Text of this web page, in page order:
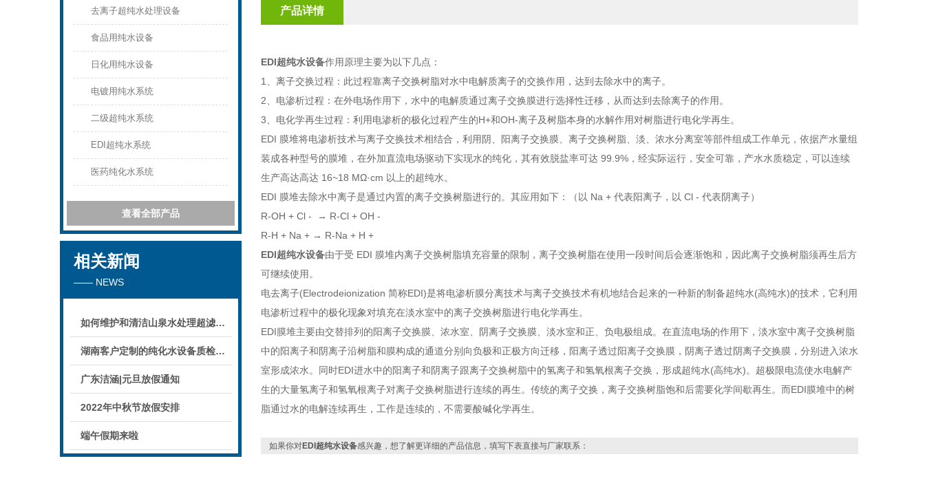
产品详情
EDI超纯水设备作用原理主要为以下几点：
1、离子交换过程：此过程靠离子交换树脂对水中电解质离子的交换作用，达到去除水中的离子。
2、电渗析过程：在外电场作用下，水中的电解质通过离子交换膜进行选择性迁移，从而达到去除离子的作用。
3、电化学再生过程：利用电渗析的极化过程产生的H+和OH-离子及树脂本身的水解作用对树脂进行电化学再生。
EDI 膜堆将电渗析技术与离子交换技术相结合，利用阴、阳离子交换膜、离子交换树脂、淡、浓水分离室等部件组成工作单元，依据产水量组
装成各种型号的膜堆，在外加直流电场驱动下实现水的纯化，其有效脱盐率可达 99.9%，经实际运行，安全可靠，产水水质稳定，可以连续
生产高达高达 16~18 MΩ·cm 以上的超纯水。
EDI 膜堆去除水中离子是通过内置的离子交换树脂进行的。其应用如下：（以 Na + 代表阳离子，以 Cl - 代表阴离子）
R-OH + Cl - → R-Cl + OH -
R-H + Na + → R-Na + H +
EDI超纯水设备由于受 EDI 膜堆内离子交换树脂填充容量的限制，离子交换树脂在使用一段时间后会逐渐饱和，因此离子交换树脂须再生后方
可继续使用。
电去离子(Electrodeionization 简称EDI)是将电渗析膜分离技术与离子交换技术有机地结合起来的一种新的制备超纯水(高纯水)的技术，它利用
电渗析过程中的极化现象对填充在淡水室中的离子交换树脂进行电化学再生。
EDI膜堆主要由交替排列的阳离子交换膜、浓水室、阴离子交换膜、淡水室和正、负电极组成。在直流电场的作用下，淡水室中离子交换树脂
中的阳离子和阴离子沿树脂和膜构成的通道分别向负极和正极方向迁移，阳离子透过阳离子交换膜，阴离子透过阴离子交换膜，分别进入浓水
室形成浓水。同时EDI进水中的阳离子和阴离子跟离子交换树脂中的氢离子和氢氧根离子交换，形成超纯水(高纯水)。超极限电流使水电解产
生的大量氢离子和氢氧根离子对离子交换树脂进行连续的再生。传统的离子交换，离子交换树脂饱和后需要化学间歇再生。而EDI膜堆中的树
脂通过水的电解连续再生，工作是连续的，不需要酸碱化学再生。
如果你对EDI超纯水设备感兴趣，想了解更详细的产品信息，填写下表直接与厂家联系：
去离子超纯水处理设备
食品用纯水设备
日化用纯水设备
电镀用纯水系统
二级超纯水系统
EDI超纯水系统
医药纯化水系统
查看全部产品
相关新闻
—— NEWS
如何维护和清洁山泉水处理超滤系统
湖南客户定制的纯化水设备质检后准备发货！
广东洁涵|元旦放假通知
2022年中秋节放假安排
端午假期来啦